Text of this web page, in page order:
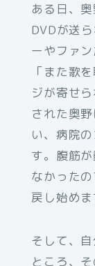
ある日、
DVDが送
ーやファ
「また歌
ジが寄せ
された奥
い、病院
す。腹筋
なかった
戻し始めま
そして、
ところ、